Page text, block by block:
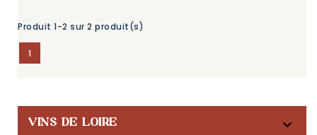
Produit 1-2 sur 2 produit(s)
1
VINS DE LOIRE 